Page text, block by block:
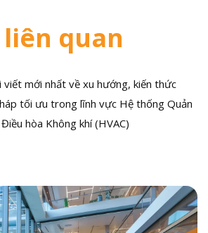
liên quan
viết mới nhất về xu hướng, kiến thức
tối ưu trong lĩnh vực Hệ thống Quản
hòa Không khí (HVAC)